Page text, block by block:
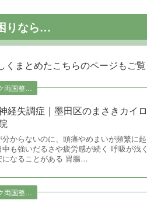
りなら…
まとめたこちらのページもご覧
両国整…
経失調症｜墨田区のまさきカイ
分からないのに、頭痛やめまいが頻繁に
中も強いだるさや疲労感が続く 呼吸が浅
になることがある 胃腸…
両国整…